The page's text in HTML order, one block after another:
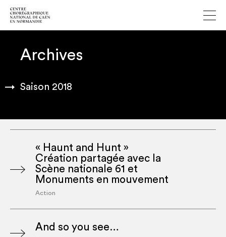
Archives
Saison 2018
« Haunt and Hunt »
Création partagée avec la
Scène nationale 61 et
Monuments en mouvement
Action
And so you see…